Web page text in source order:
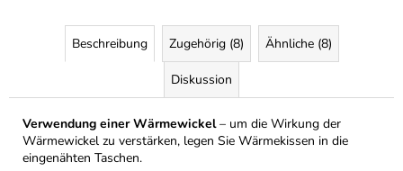
Beschreibung Zugehörig (8) Ähnliche (8)
Diskussion
Verwendung einer Wärmewickel – um die Wirkung der
Wärmewickel zu verstärken, legen Sie Wärmekissen in die
eingenähten Taschen.